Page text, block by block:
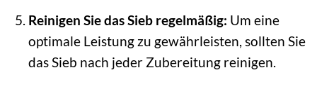
Reinigen Sie das Sieb regelmäßig: Um eine
optimale Leistung zu gewährleisten, sollten Sie
das Sieb nach jeder Zubereitung reinigen.